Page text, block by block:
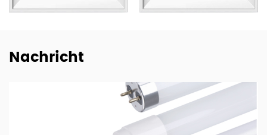
sich auf 80 Länder weltweit, darunter die USA,
Beziehung zu Kunden weltweit und pflegen nachhaltige,
Beleuchtungsmarken wie NVC, Yankon, TCL und Midea.
Um der wachsenden Nachfrage nach E-Trading gerecht
zu werden, beschreiten wir den Weg ins E-Commerce-
Nachricht